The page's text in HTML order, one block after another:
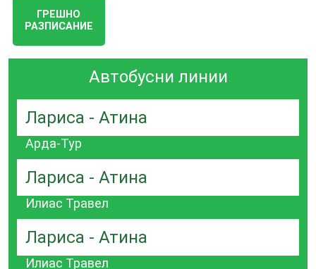
ГРЕШНО
РАЗПИСАНИЕ
Автобусни линии
Лариса - Атина
Арда-Тур
Лариса - Атина
Илиас Травел
Лариса - Атина
Илиас Травел